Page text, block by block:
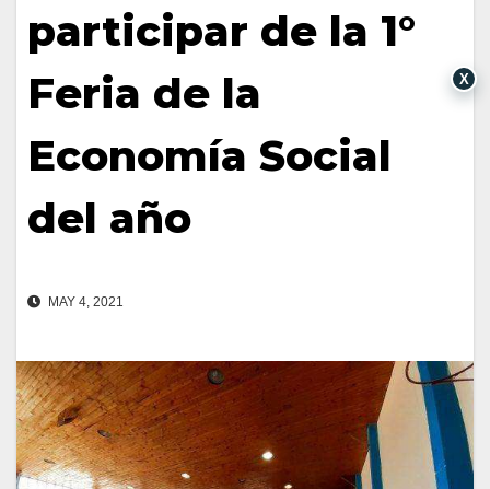
participar de la 1°
Feria de la
Economía Social
del año
MAY 4, 2021
X